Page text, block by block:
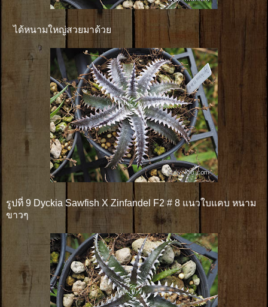
ได้หนามใหญ่สวยมาด้วย
รูปที่ 9 Dyckia Sawfish X Zinfandel F2 # 8 แนวใบแคบ หนาม
ขาวๆ